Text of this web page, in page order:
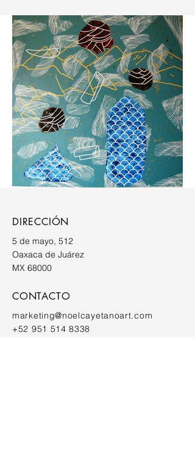
DIRECCIÓN
5 de mayo, 512
Oaxaca de Juárez
MX 68000
CONTACTO
marketing@noelcayetanoart.com
+52 951 514 8338